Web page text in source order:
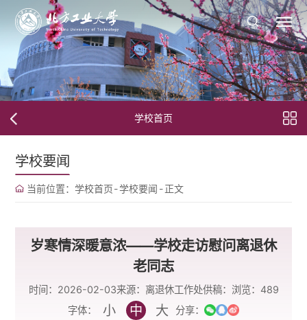
学校首页
学校要闻
当前位置： 学校首页-学校要闻 -正文
岁寒情深暖意浓——学校走访慰问离退休
老同志
时间：2026-02-03来源：离退休工作处供稿： 浏览： 489
字体：
小 中 大 分享：